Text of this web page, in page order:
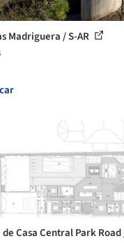
Madriguera / S-AR
Casa Central Park